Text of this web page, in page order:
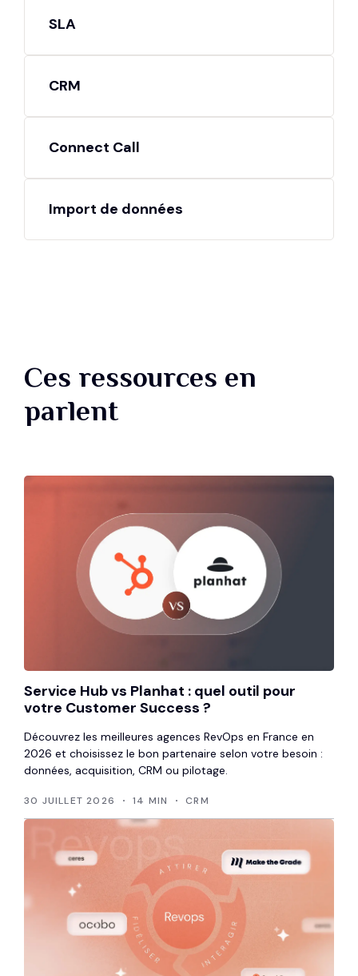
SLA
CRM
Connect Call
Import de données
Ces ressources en
parlent
Service Hub vs Planhat : quel outil pour
votre Customer Success ?
Découvrez les meilleures agences RevOps en France en
2026 et choisissez le bon partenaire selon votre besoin :
données, acquisition, CRM ou pilotage.
30 JUILLET 2026 14 MIN CRM